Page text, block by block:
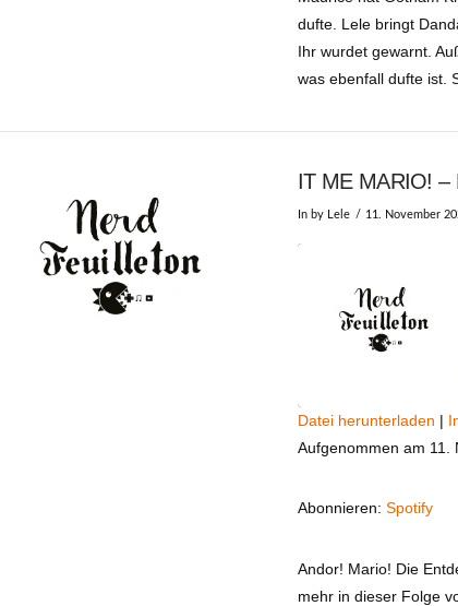
dufte. Lele bringt
Ihr wurdet gewarnt.
was ebenfall dufte ist.
IT ME MARIO! –
In by Lele 11. November
Spotify
TEILEN
Datei herunterladen |
Aufgenommen am 11.
Abonnieren: Spotify
Andor! Mario! Die
mehr in dieser Folge